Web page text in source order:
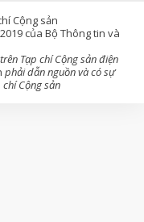
Cộng sản
của Bộ Thông tin và
Tạp chí Cộng sản điện
phải dẫn nguồn và có sự
Cộng sản